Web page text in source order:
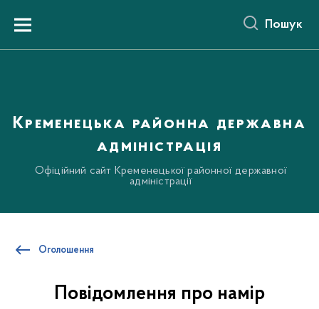
вмістуMenu Пошук
Кременецька районна державна
адміністрація
Офіційний сайт Кременецької районної державної
адміністрації
Оголошення
Повідомлення про намір